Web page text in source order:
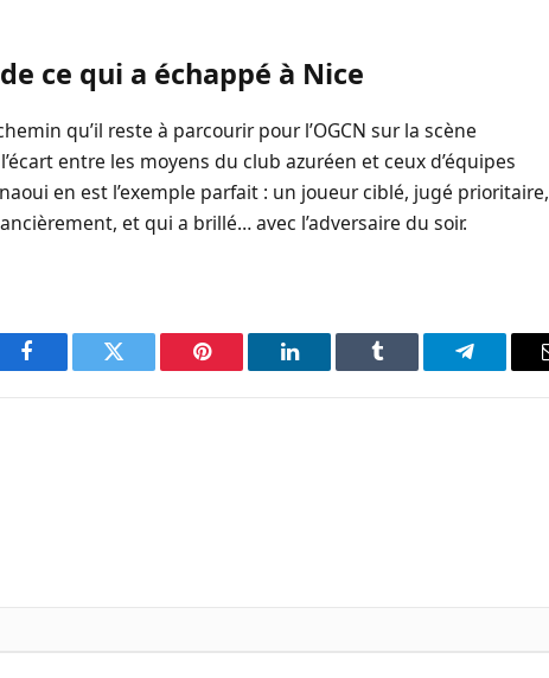
ce qui a échappé à Nice
qu’il reste à parcourir pour l’OGCN sur la scène
entre les moyens du club azuréen et ceux d’équipes
en est l’exemple parfait : un joueur ciblé, jugé prioritaire,
et qui a brillé… avec l’adversaire du soir.
Facebook Twitter Pinterest LinkedIn Tumblr Telegram